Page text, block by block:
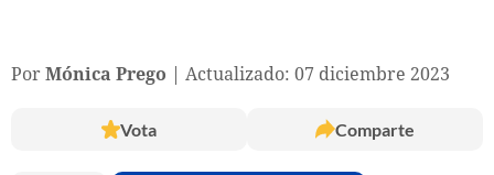
Por Mónica Prego Actualizado: 07 diciembre 2023
Vota Comparte